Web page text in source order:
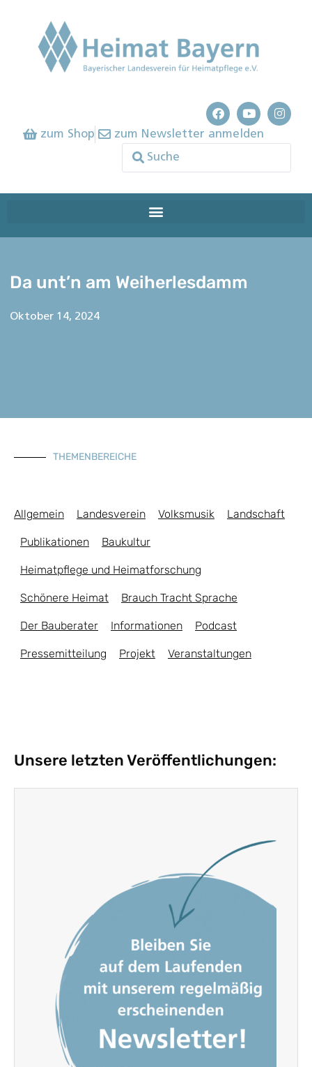
zum Shop zum Newsletter anmelden
Da unt’n am Weiherlesdamm
Oktober 14, 2024
THEMENBEREICHE
Allgemein Landesverein Volksmusik Landschaft
Publikationen Baukultur
Heimatpflege und Heimatforschung
Schönere Heimat Brauch Tracht Sprache
Der Bauberater Informationen Podcast
Pressemitteilung Projekt Veranstaltungen
Unsere letzten Veröffentlichungen: